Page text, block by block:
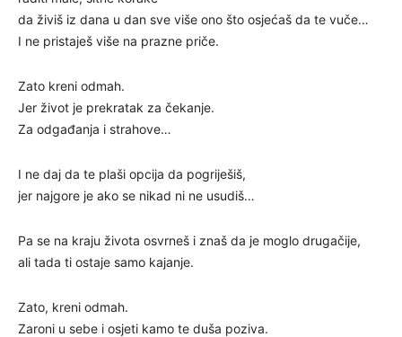
da živiš iz dana u dan sve više ono što osjećaš da te vuče…
I ne pristaješ više na prazne priče.
Zato kreni odmah.
Jer život je prekratak za čekanje.
Za odgađanja i strahove…
I ne daj da te plaši opcija da pogriješiš,
jer najgore je ako se nikad ni ne usudiš…
Pa se na kraju života osvrneš i znaš da je moglo drugačije,
ali tada ti ostaje samo kajanje.
Zato, kreni odmah.
Zaroni u sebe i osjeti kamo te duša poziva.